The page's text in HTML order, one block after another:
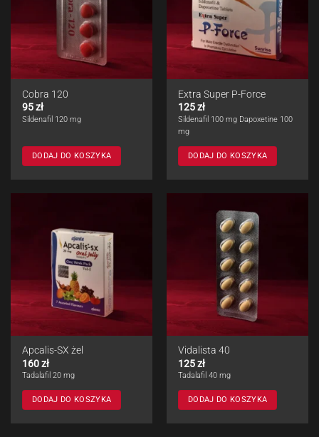
Cobra 120
95zł
Sildenafil 120 mg
DODAJ DO KOSZYKA
Extra Super P-Force
125zł
Sildenafil 100 mg Dapoxetine 100
mg
DODAJ DO KOSZYKA
Apcalis-SX żel
160zł
Tadalafil 20 mg
DODAJ DO KOSZYKA
Vidalista 40
125zł
Tadalafil 40 mg
DODAJ DO KOSZYKA